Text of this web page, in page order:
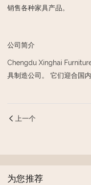
销售各种家具产品。
公司简介
Chengdu Xinghai
具制造公司。 它们迎合国内
上一个
为您推荐